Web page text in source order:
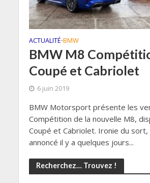
ACTUALITÉ•BMW
BMW M8
Coupé et Cabriolet
6 juin 2019
BMW Motorsport présente les
Compétition de la nouvelle M8,
Coupé et Cabriolet. Ironie du sort,
annoncé il y a quelques jours...
Recherchez… Trouvez !